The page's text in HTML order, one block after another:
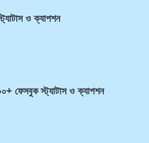
ও ক্যাপশন
ফেসবুক স্ট্যাটাস ও ক্যাপশন